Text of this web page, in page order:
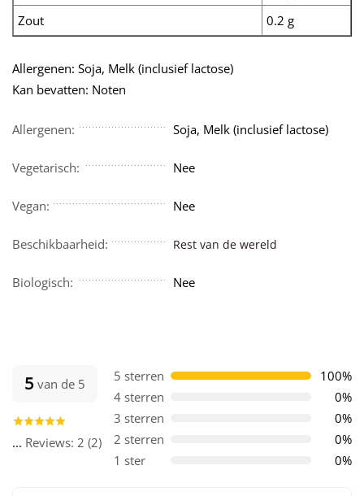
Zout
0.2 g
Allergenen: Soja, Melk (inclusief lactose)
Kan bevatten: Noten
Allergenen: Soja, Melk (inclusief lactose)
Vegetarisch: Nee
Vegan: Nee
Beschikbaarheid: Rest van de wereld
Biologisch: Nee
5 van de 5
... Reviews: 2 (2)
5 sterren
100%
4 sterren
0%
3 sterren
0%
2 sterren
0%
1 ster
0%